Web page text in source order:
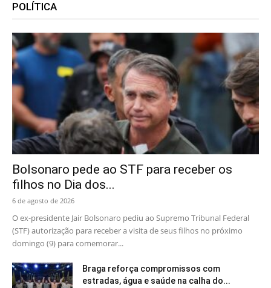
POLÍTICA
Bolsonaro pede ao STF para receber os
filhos no Dia dos...
6 de agosto de 2026
O ex-presidente Jair Bolsonaro pediu ao Supremo Tribunal Federal
(STF) autorização para receber a visita de seus filhos no próximo
domingo (9) para comemorar...
Braga reforça compromissos com
estradas, água e saúde na calha do...